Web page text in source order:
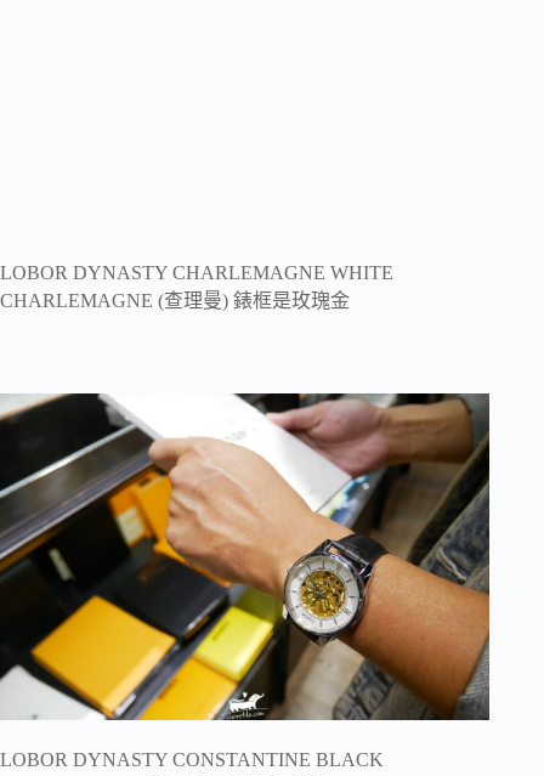
LOBOR DYNASTY CHARLEMAGNE WHITE
CHARLEMAGNE (查理曼) 錶框是玫瑰金
LOBOR DYNASTY CONSTANTINE BLACK